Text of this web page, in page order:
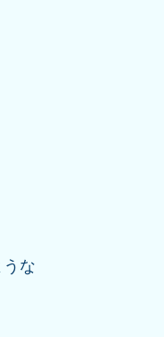
な